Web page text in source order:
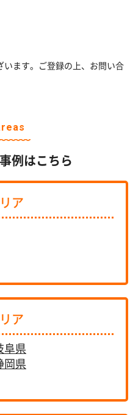
います。ご登録の上、お問い合
例はこちら
ア
ア
阜県
岡県